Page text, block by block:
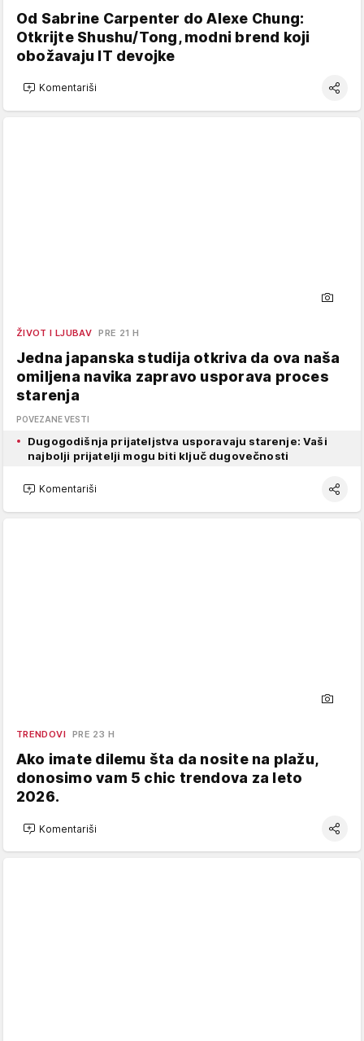
Od Sabrine Carpenter do Alexe Chung:
Otkrijte Shushu/Tong, modni brend koji
obožavaju IT devojke
Komentariši
ŽIVOT I LJUBAV PRE 21 H
Jedna japanska studija otkriva da ova naša
omiljena navika zapravo usporava proces
starenja
POVEZANE VESTI
Dugogodišnja prijateljstva usporavaju starenje: Vaši
najbolji prijatelji mogu biti ključ dugovečnosti
Komentariši
TRENDOVI PRE 23 H
Ako imate dilemu šta da nosite na plažu,
donosimo vam 5 chic trendova za leto
2026.
Komentariši